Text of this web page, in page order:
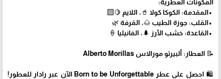
المكونات العطرية:
•المقدمة: الكوكا كولا 🥤، اللايم 🍋‍🟩
•القلب: جوزة الطيب 🌰، القرفة 🌿
•القاعدة: خشب الأرز 🌲، الفانيليا 🍦
📝 العطار: ألبيرتو مورالاس Alberto Morillas
🛍 احصل على عطر Born to be Unforgettable الآن عبر رادار للعطور!